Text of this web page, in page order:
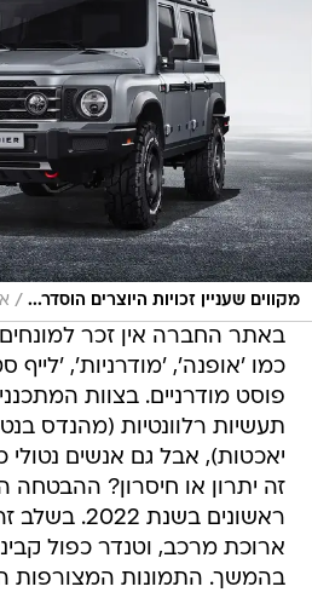
מקווים שעניין זכויות היוצרים הוסדר... /
באתר החברה אין זכר למונחים
כמו 'אופנה', 'מודרניות', 'לייף
פוסט מודרניים. בצוות
תעשיות רלוונטיות (מהנדס
יאכטות), אבל גם אנשים נטולי
זה יתרון או חיסרון? ההבטחה
ראשונים בשנת
ארוכת מרכב, וטנדר כפול
בהמשך. התמונות המצורפות